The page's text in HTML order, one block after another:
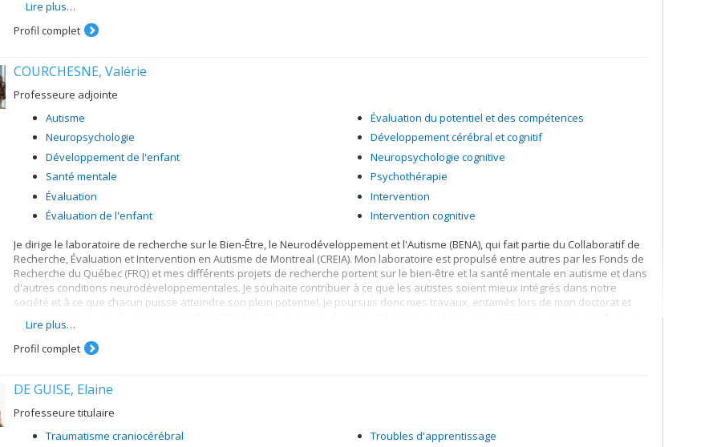
Mon deuxième axe de recherche porte sur les conséquences de l'identité sociale. Avoir un sens partagé de «
conséquences importantes pour les individus et pour les groupes. Ceci inclut une plus grande cohésion sociale, une meilleure
collectives. Ainsi, je cherche à mieux comprendre pourquoi et comment les identités sociales impactent notre vie de tous les jours.
Mon troisième axe de recherche vise à comprendre quand et comment les sociétés vivent des changements sociaux, et la
manière dont les sociétés et les individus s'adaptent à ces processus. Il est de plus en plus reconnu qu'aucune société et aucun
groupe n'est à l'abri du changement; nous devons donc mieux comprendre quand le changement social se produira et comment il
peut être atténué pour protéger ceux qui sont vulnérables.
Lire plus…
Profil complet
COURCHESNE, Valérie
Professeure adjointe
Autisme
Neuropsychologie
Développement de l'enfant
Santé mentale
Évaluation
Évaluation de l'enfant
Évaluation du potentiel et des compétences
Développement cérébral et cognitif
Neuropsychologie cognitive
Psychothérapie
Intervention
Intervention cognitive
Je dirige le laboratoire de recherche sur le Bien-Être, le Neurodéveloppement et l'Autisme (BENA), qui fait partie du Collaboratif de
Recherche, Évaluation et Intervention en Autisme de Montreal (CREIA). Mon laboratoire est propulsé entre autres par les Fonds de
Recherche du Québec (FRQ) et mes différents projets de recherche portent sur le bien-être et la santé mentale en autisme et dans
d'autres conditions neurodéveloppementales. Je souhaite contribuer à ce que les autistes soient mieux intégrés dans notre
société et à ce que chacun puisse atteindre son plein potentiel. Je poursuis donc mes travaux, entamés lors de mon doctorat et
mène des projets portant sur les facteurs de risque et de résilience qui peuvent nous aider à mieux comprendre la santé mentale
en autisme et ainsi nous aider à mieux intervenir. Je travaille également au développement d’interventions adaptées au style
cognitif autistique et plus particulièrement au développement de la pratique de la psychothérapie auprès de cette population.
Lire plus…
Profil complet
DE GUISE, Elaine
Professeure titulaire
Traumatisme craniocérébral
Troubles d'apprentissage